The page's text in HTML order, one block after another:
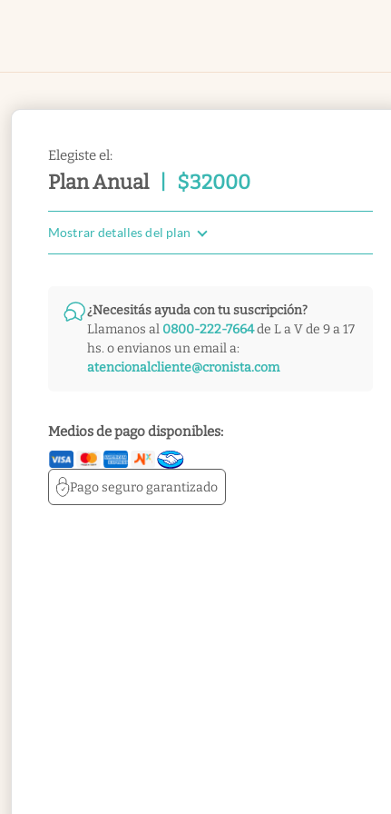
Elegiste el:
Plan Anual $32000
Mostrar detalles del plan
¿Necesitás ayuda con tu suscripción?
Llamanos al 0800-222-7664de L a V de 9 a 17
hs. o envianos un email a:
atencionalcliente@cronista.com
Medios de pago disponibles:
Pago segurogarantizado